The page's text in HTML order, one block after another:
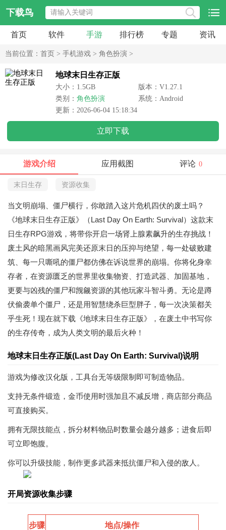
下载鸟
首页 软件 手游 排行榜 专题 资讯
当前位置： 首页 > 手机游戏 > 角色扮演 >
地球末日生存正版
大小：1.5GB
版本：V1.27.1
类别： 角色扮演
系统：Android
更新：2026-06-04 15:18:34
立即下载
游戏介绍 应用截图 评论 0
末日生存 资源收集
当文明崩塌、僵尸横行，你敢踏入这片危机四伏的废土吗？
《地球末日生存正版》（Last Day On Earth: Survival）这款末
日生存RPG游戏，将带你开启一场肾上腺素飙升的生存挑战！
废土风的暗黑画风完美还原末日的压抑与绝望，每一处破败建
筑、每一只嘶吼的僵尸都仿佛在诉说世界的崩塌。你将化身幸
存者，在资源匮乏的世界里收集物资、打造武器、加固基地，
更要与凶残的僵尸和觊觎资源的其他玩家斗智斗勇。无论是蹲
伏偷袭单个僵尸，还是用智慧绕杀巨型胖子，每一次决策都关
乎生死！现在就下载《地球末日生存正版》，在废土中书写你
的生存传奇，成为人类文明的最后火种！
地球末日生存正版(Last Day On Earth: Survival)说明
游戏为修改汉化版，工具台无等级限制即可制造物品。
支持无条件锻造，金币使用时强加且不减反增，商店部分商品
可直接购买。
拥有无限技能点，拆分材料物品时数量会越分越多；进食后即
可立即饱腹。
你可以升级技能，制作更多武器来抵抗僵尸和入侵的敌人。
开局资源收集步骤
步骤 地点/操作